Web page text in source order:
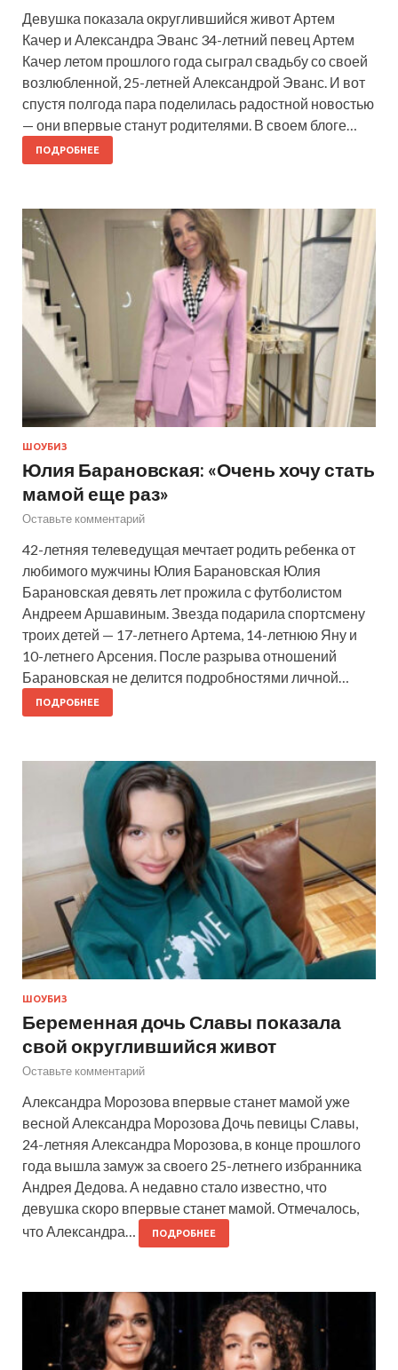
Девушка показала округлившийся живот Артем
Качер и Александра Эванс 34-летний певец Артем
Качер летом прошлого года сыграл свадьбу со своей
возлюбленной, 25-летней Александрой Эванс. И вот
спустя полгода пара поделилась радостной новостью
— они впервые станут родителями. В своем блоге…
ПОДРОБНЕЕ
ШОУБИЗ
Юлия Барановская: «Очень хочу стать
мамой еще раз»
Оставьте комментарий
42-летняя телеведущая мечтает родить ребенка от
любимого мужчины Юлия Барановская Юлия
Барановская девять лет прожила с футболистом
Андреем Аршавиным. Звезда подарила спортсмену
троих детей — 17-летнего Артема, 14-летнюю Яну и
10-летнего Арсения. После разрыва отношений
Барановская не делится подробностями личной…
ПОДРОБНЕЕ
ШОУБИЗ
Беременная дочь Славы показала
свой округлившийся живот
Оставьте комментарий
Александра Морозова впервые станет мамой уже
весной Александра Морозова Дочь певицы Славы,
24-летняя Александра Морозова, в конце прошлого
года вышла замуж за своего 25-летнего избранника
Андрея Дедова. А недавно стало известно, что
девушка скоро впервые станет мамой. Отмечалось,
что Александра…
ПОДРОБНЕЕ